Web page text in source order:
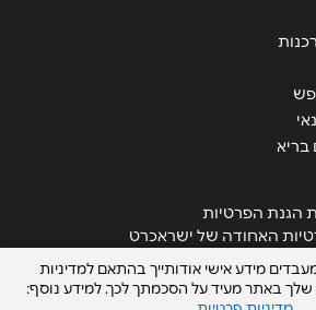
בריא
הגנת הפרטיות
האחודה של ישראכרט
מידע אישי אודותייך בהתאם למדיניות
שלך באתר מעיד על הסכמתך לכך. למידע נוסף: